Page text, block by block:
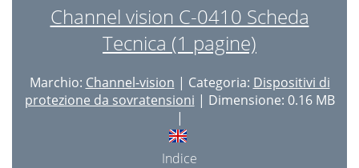
Channel vision C-0410 Scheda
Tecnica (1 pagine)
Marchio: Channel-vision | Categoria: Dispositivi di
protezione da sovratensioni | Dimensione: 0.16 MB
|
Indice